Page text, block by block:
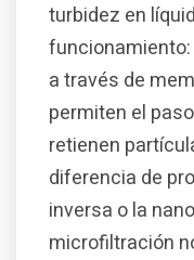
turbidez en
a través de
permiten el
retienen
diferencia de
inversa o la
microfiltración